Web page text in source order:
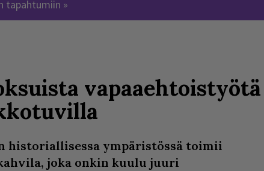
tapahtumiin »
vapaaehtoistyötä
historiallisessa ympäristössä toimii
joka onkin kuulu juuri